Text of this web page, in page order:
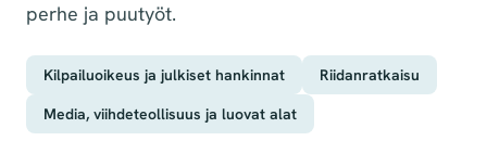
perhe ja puutyöt.
Kilpailuoikeus ja julkiset hankinnat
Riidanratkaisu
Media, viihdeteollisuus ja luovat alat